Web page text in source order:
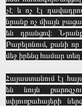
չէ և ոչ էլ
նրանք ոչ միայն
են դրանցով։
Բաբելոնում, քանի
մեջ իրենց համար տեղ
Հայաստանում էլ
են նույն
սփյուռքահայերի